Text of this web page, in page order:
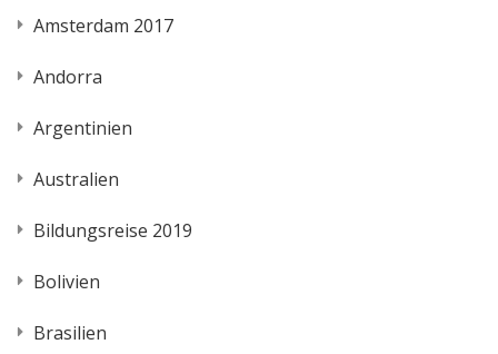
Amsterdam 2017
Andorra
Argentinien
Australien
Bildungsreise 2019
Bolivien
Brasilien